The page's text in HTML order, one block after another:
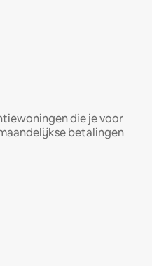
die je voor
betalingen